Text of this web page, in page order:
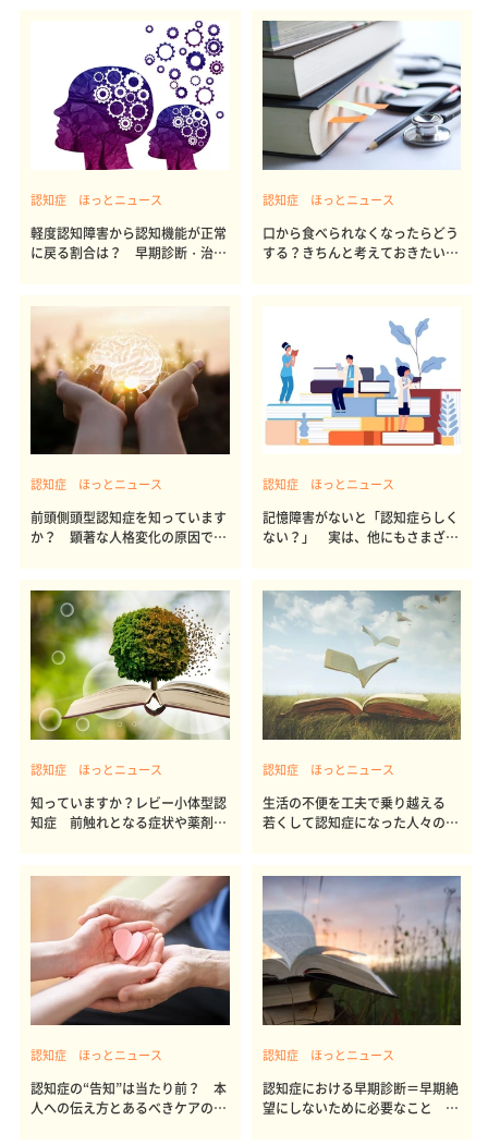
認知症 ほっとニュース
軽度認知障害から認知機能が正常
に戻る割合は？ 早期診断・治療
認知症 ほっとニュース
口から食べられなくなったらどう
する？きちんと考えておきたい最
認知症 ほっとニュース
前頭側頭型認知症を知っています
か？ 顕著な人格変化の原因であ
認知症 ほっとニュース
記憶障害がないと「認知症らしく
ない？」 実は、他にもさまざま
認知症 ほっとニュース
知っていますか？レビー小体型認
知症 前触れとなる症状や薬剤過
認知症 ほっとニュース
生活の不便を工夫で乗り越える
若くして認知症になった人々の生
認知症 ほっとニュース
認知症の“告知”は当たり前？ 本
人への伝え方とあるべきケアの形
認知症 ほっとニュース
認知症における早期診断＝早期絶
望にしないために必要なこと 大